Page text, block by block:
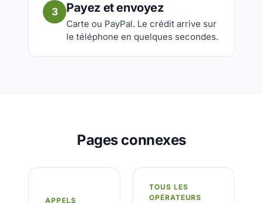
3 Payez et envoyez
Carte ou PayPal. Le crédit arrive sur
le téléphone en quelques secondes.
Pages connexes
APPELS
TOUS LES
OPÉRATEURS